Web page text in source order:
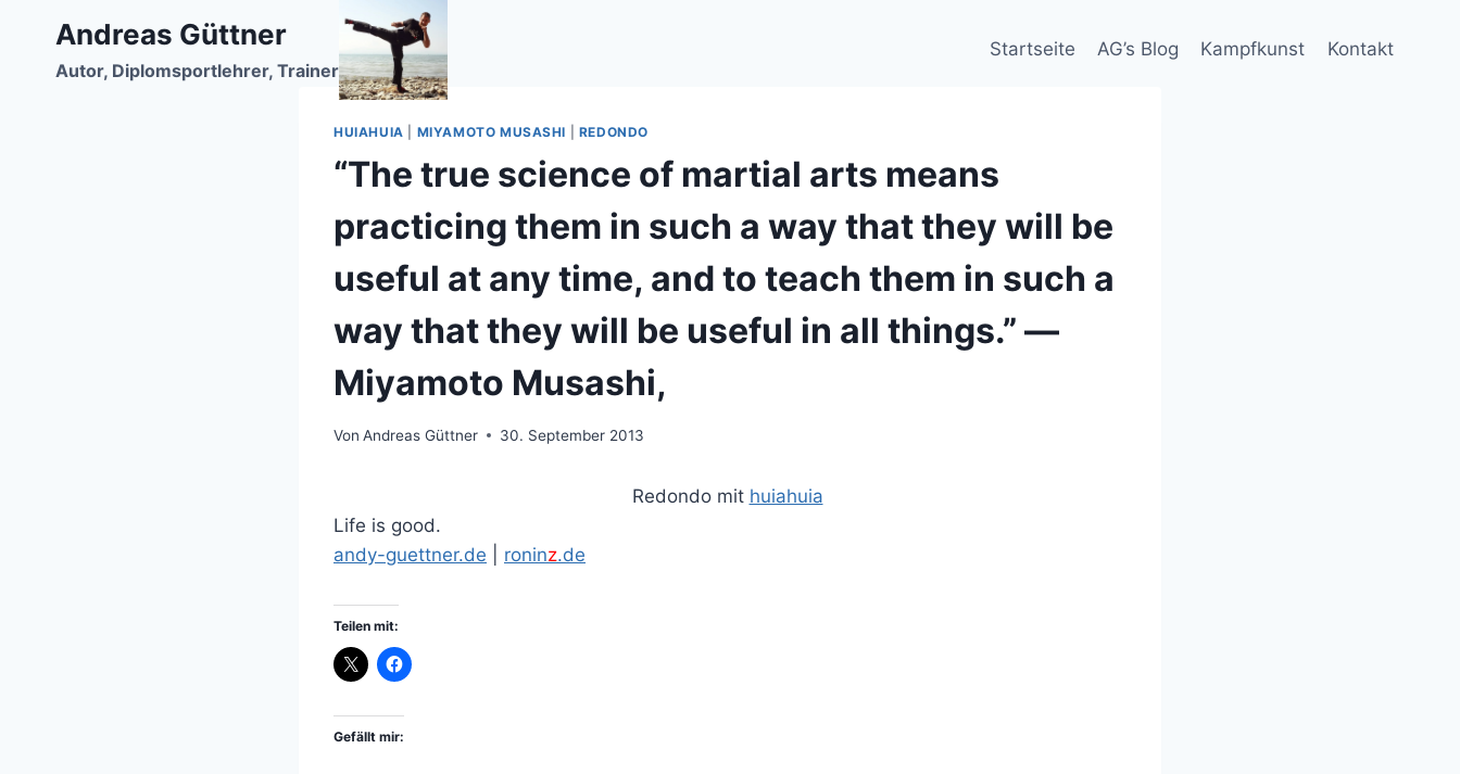
springen
Andreas Güttner
Autor, Diplomsportlehrer, Trainer
Startseite AG’s Blog Kampfkunst Kontakt
HUIAHUIA MIYAMOTO MUSASHI REDONDO
“The true science of martial arts means
practicing them in such a way that they will be
useful at any time, and to teach them in such a
way that they will be useful in all things.” ―
Miyamoto Musashi,
Von Andreas Güttner 30. September 2013
Redondo mit huiahuia
Life is good.
andy-guettner.de
roninz.de
Teilen mit:
Gefällt mir: